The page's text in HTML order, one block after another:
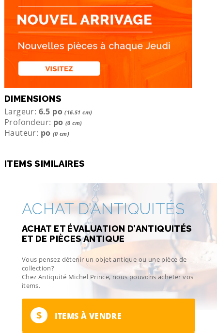
DIMENSIONS
Largeur: 6.5 po(16.51 cm)
Profondeur: po (0 cm)
Hauteur: po (0 cm)
ITEMS SIMILAIRES
ACHAT D’ANTIQUITÉS
ACHAT ET ÉVALUATION D’ANTIQUITÉS
ET DE PIÈCES ANTIQUE
Vous pensez détenir un objet antique ou une pièce de
collection?
Chez Antiquité Michel Prince, nous pouvons acheter vos
items.
$ ITEMS À VENDRE